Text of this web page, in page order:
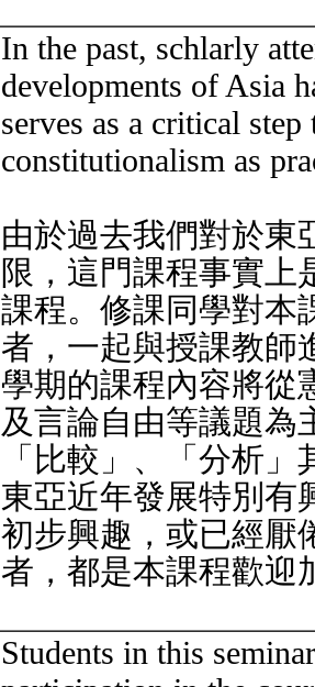
In the past, schlarly
developments of Asia
serves as a critical
constitutionalism as
由於過去我們對於東
限，這門課程事實上
課程。修課同學對本
者，一起與授課教師
學期的課程內容將從
及言論自由等議題為
「比較」、「分析
東亞近年發展特別有
初步興趣，或已經厭
者，都是本課程歡迎
Students in this